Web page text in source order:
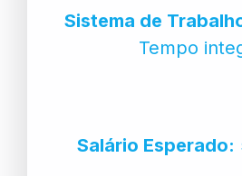
Sistema de
Tempo
Salário Esperado: